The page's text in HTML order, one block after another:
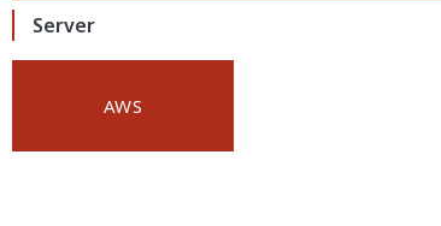
Server
AWS